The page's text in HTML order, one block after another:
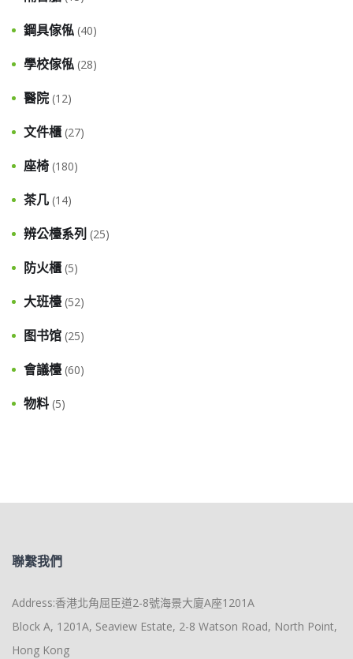
鋼具傢俬 (40)
學校傢俬 (28)
醫院 (12)
文件櫃 (27)
座椅 (180)
茶几 (14)
辨公檯系列 (25)
防火櫃 (5)
大班檯 (52)
图书馆 (25)
會議檯 (60)
物料 (5)
聯繫我們
Address:香港北角屈臣道2-8號海景大廈A座1201A
Block A, 1201A, Seaview Estate, 2-8 Watson Road, North Point,
Hong Kong